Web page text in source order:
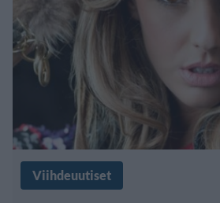
Viihdeuutiset